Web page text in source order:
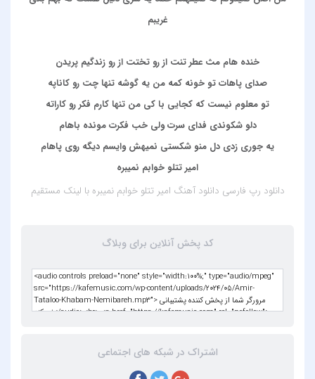
غریبم
خنده هام مث عطر تنت از رو تختت از رو زندگیم پریدن
صدای پاهات تو خونه کمه من یه گوشه تنها چت رو کاناپه
تو معلوم نیست که کجایی با کی من تنها کارم فکر رو کاراته
دلو شکوندی فدای سرت ولی خب فکرت مونده باهام
یه جوری زدی دل منو شکستی نمیهش وایسم دیگه روی پاهام
امیر تتلو خوابم نمیبره
دانلود رپ فارسیدانلود آهنگ امیر تتلو خوابم نمیبرهبا لینک مستقیم
کد پخش آنلاین برای وبلاگ
اشتراک در شبکه های اجتماعی